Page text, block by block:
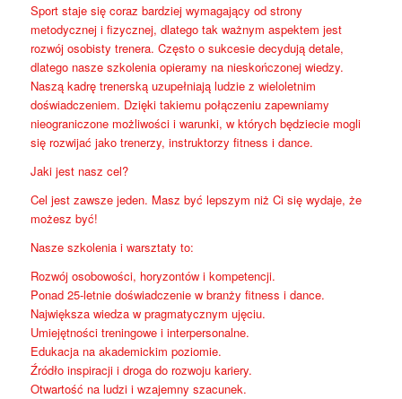
Sport staje się coraz bardziej wymagający od strony
metodycznej i fizycznej, dlatego tak ważnym aspektem jest
rozwój osobisty trenera. Często o sukcesie decydują detale,
dlatego nasze szkolenia opieramy na nieskończonej wiedzy.
Naszą kadrę trenerską uzupełniają ludzie z wieloletnim
doświadczeniem. Dzięki takiemu połączeniu zapewniamy
nieograniczone możliwości i warunki, w których będziecie mogli
się rozwijać jako trenerzy, instruktorzy fitness i dance.
Jaki jest nasz cel?
Cel jest zawsze jeden. Masz być lepszym niż Ci się wydaje, że
możesz być!
Nasze szkolenia i warsztaty to:
Rozwój osobowości, horyzontów i kompetencji.
Ponad 25-letnie doświadczenie w branży fitness i dance.
Największa wiedza w pragmatycznym ujęciu.
Umiejętności treningowe i interpersonalne.
Edukacja na akademickim poziomie.
Źródło inspiracji i droga do rozwoju kariery.
Otwartość na ludzi i wzajemny szacunek.